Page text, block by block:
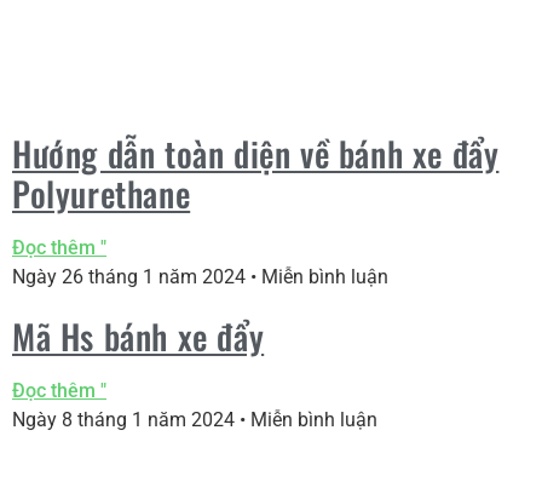
Hướng dẫn toàn diện về bánh xe đẩy
Polyurethane
Đọc thêm "
Ngày 26 tháng 1 năm 2024
Miễn bình luận
Mã Hs bánh xe đẩy
Đọc thêm "
Ngày 8 tháng 1 năm 2024
Miễn bình luận